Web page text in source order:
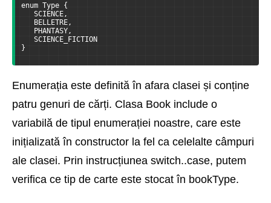
enum Type {
SCIENCE,
BELLETRE,
PHANTASY,
SCIENCE_FICTION
}
Enumerația este definită în afara clasei și conține
patru genuri de cărți. Clasa Book include o
variabilă de tipul enumerației noastre, care este
inițializată în constructor la fel ca celelalte câmpuri
ale clasei. Prin instrucțiunea switch..case, putem
verifica ce tip de carte este stocat în bookType.